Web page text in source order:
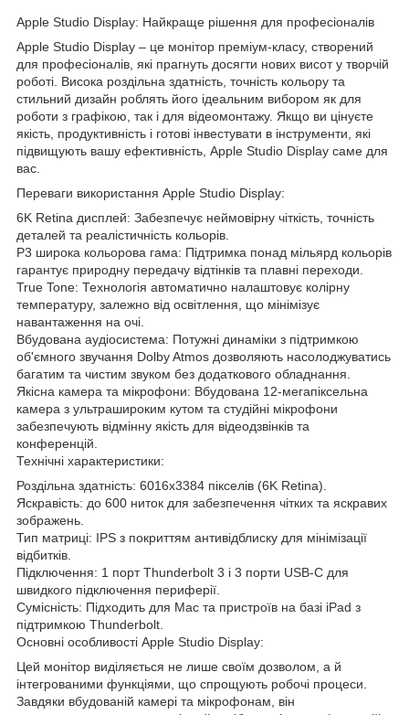
Apple Studio Display: Найкраще рішення для професіоналів
Apple Studio Display – це монітор преміум-класу, створений
для професіоналів, які прагнуть досягти нових висот у творчій
роботі. Висока роздільна здатність, точність кольору та
стильний дизайн роблять його ідеальним вибором як для
роботи з графікою, так і для відеомонтажу. Якщо ви цінуєте
якість, продуктивність і готові інвестувати в інструменти, які
підвищують вашу ефективність, Apple Studio Display саме для
вас.
Переваги використання Apple Studio Display:
6K Retina дисплей: Забезпечує неймовірну чіткість, точність
деталей та реалістичність кольорів.
P3 широка кольорова гама: Підтримка понад мільярд кольорів
гарантує природну передачу відтінків та плавні переходи.
True Tone: Технологія автоматично налаштовує колірну
температуру, залежно від освітлення, що мінімізує
навантаження на очі.
Вбудована аудіосистема: Потужні динаміки з підтримкою
об'ємного звучання Dolby Atmos дозволяють насолоджуватись
багатим та чистим звуком без додаткового обладнання.
Якісна камера та мікрофони: Вбудована 12-мегапіксельна
камера з ультрашироким кутом та студійні мікрофони
забезпечують відмінну якість для відеодзвінків та
конференцій.
Технічні характеристики:
Роздільна здатність: 6016x3384 пікселів (6K Retina).
Яскравість: до 600 ниток для забезпечення чітких та яскравих
зображень.
Тип матриці: IPS з покриттям антивідблиску для мінімізації
відбитків.
Підключення: 1 порт Thunderbolt 3 і 3 порти USB-C для
швидкого підключення периферії.
Сумісність: Підходить для Mac та пристроїв на базі iPad з
підтримкою Thunderbolt.
Основні особливості Apple Studio Display:
Цей монітор виділяється не лише своїм дозволом, а й
інтегрованими функціями, що спрощують робочі процеси.
Завдяки вбудованій камері та мікрофонам, він